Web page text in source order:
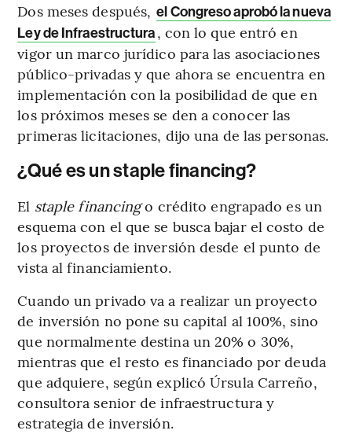
Dos meses después, el Congreso aprobó la nueva
Ley de Infraestructura, con lo que entró en
vigor un marco jurídico para las asociaciones
público-privadas y que ahora se encuentra en
implementación con la posibilidad de que en
los próximos meses se den a conocer las
primeras licitaciones, dijo una de las personas.
¿Qué es un staple financing?
El staple financingo crédito engrapado es un
esquema con el que se busca bajar el costo de
los proyectos de inversión desde el punto de
vista al financiamiento.
Cuando un privado va a realizar un proyecto
de inversión no pone su capital al 100%, sino
que normalmente destina un 20% o 30%,
mientras que el resto es financiado por deuda
que adquiere, según explicó Úrsula Carreño,
consultora senior de infraestructura y
estrategia de inversión.